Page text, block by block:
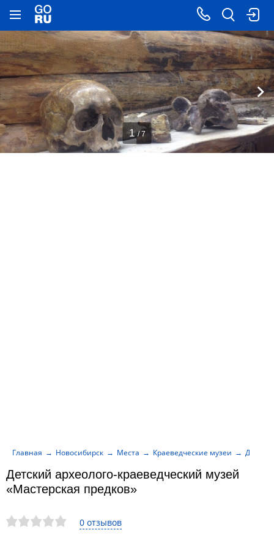
0 отзывов
Детский археолого-краеведческий музей
«Мастерская предков»
Главная Новосибирск Места Краеведческие музеи
1 / 7